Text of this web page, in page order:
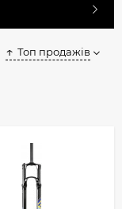
Топ продажів